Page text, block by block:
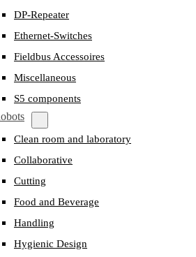
DP-Repeater
Ethernet-Switches
Fieldbus Accessoires
Miscellaneous
S5 components
Clean room and laboratory
Collaborative
Cutting
Food and Beverage
Handling
Hygienic Design